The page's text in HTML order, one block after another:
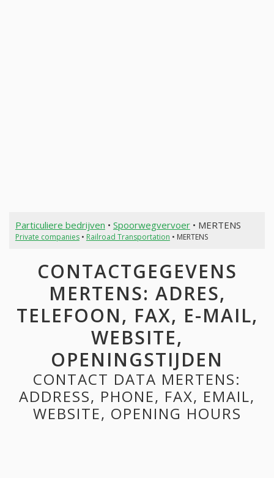
Particuliere bedrijven • Spoorwegvervoer• MERTENS
Private companies• Railroad Transportation • MERTENS
CONTACTGEGEVENS
MERTENS: ADRES,
TELEFOON, FAX, E-MAIL,
WEBSITE,
OPENINGSTIJDEN
CONTACT DATA MERTENS:
ADDRESS, PHONE, FAX, EMAIL,
WEBSITE, OPENING HOURS